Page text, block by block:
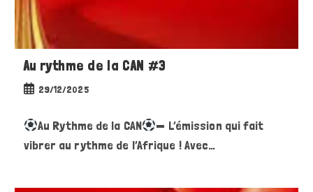
Au rythme de la CAN #3
Publication
29/12/2025
Au Rythme de la CAN
— L’émission qui fait
vibrer au rythme de l’Afrique ! Avec…